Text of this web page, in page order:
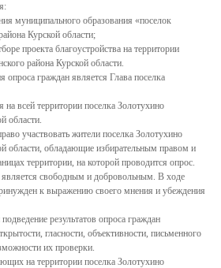
связанных с противодействием
заполнения
требований к служебному
гражданских служащих и
материалы
для сообщений о фактах коррупции
обзоры
граждан
и иные документы
муниципального образования «поселок
Курской области;
проекта благоустройства на территории
района Курской области.
опроса граждан является Глава поселка
всей территории поселка Золотухино
области.
участвовать жители поселка Золотухино
области, обладающие избирательным правом и
территории, на которой проводится опрос.
является свободным и добровольным. В ходе
к выражению своего мнения и убеждения
результатов опроса граждан
гласности, объективности, письменного
их проверки.
на территории поселка Золотухино